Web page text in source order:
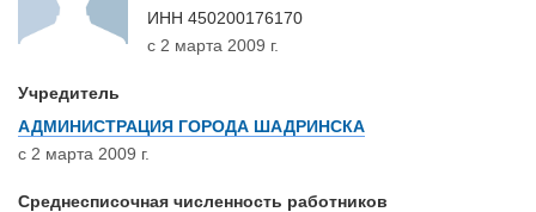
ИНН 450200176170
с 2 марта 2009 г.
Учредитель
АДМИНИСТРАЦИЯ ГОРОДА ШАДРИНСКА
с 2 марта 2009 г.
Среднесписочная численность работников